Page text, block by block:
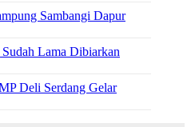
Sambangi Dapur
Lama Dibiarkan
Deli Serdang Gelar